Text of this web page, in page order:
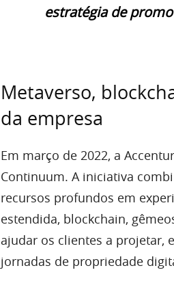
estratégia de
Metaverso,
da empresa
Em março de 2022, a
Continuum. A iniciativa
recursos profundos em
estendida, blockchain,
ajudar os clientes a projetar,
jornadas de propriedade